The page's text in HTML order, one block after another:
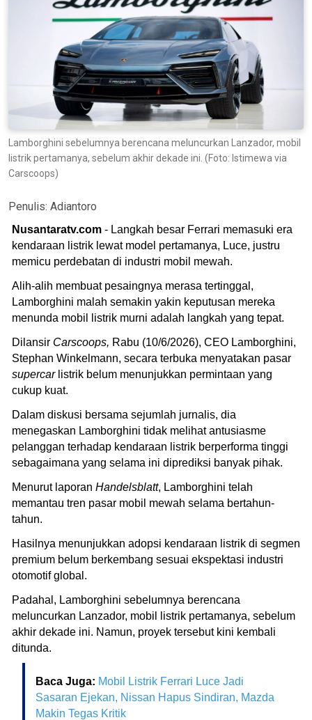
Lamborghini sebelumnya berencana meluncurkan Lanzador, mobil
listrik pertamanya, sebelum akhir dekade ini. (Foto: Istimewa via
Carscoops)
Penulis: Adiantoro
Nusantaratv.com - Langkah besar Ferrari memasuki era
kendaraan listrik lewat model pertamanya, Luce, justru
memicu perdebatan di industri mobil mewah.
Alih-alih membuat pesaingnya merasa tertinggal,
Lamborghini malah semakin yakin keputusan mereka
menunda mobil listrik murni adalah langkah yang tepat.
Dilansir Carscoops, Rabu (10/6/2026), CEO Lamborghini,
Stephan Winkelmann, secara terbuka menyatakan pasar
supercarlistrik belum menunjukkan permintaan yang
cukup kuat.
Dalam diskusi bersama sejumlah jurnalis, dia
menegaskan Lamborghini tidak melihat antusiasme
pelanggan terhadap kendaraan listrik berperforma tinggi
sebagaimana yang selama ini diprediksi banyak pihak.
Menurut laporan Handelsblatt, Lamborghini telah
memantau tren pasar mobil mewah selama bertahun-
tahun.
Hasilnya menunjukkan adopsi kendaraan listrik di segmen
premium belum berkembang sesuai ekspektasi industri
otomotif global.
Padahal, Lamborghini sebelumnya berencana
meluncurkan Lanzador, mobil listrik pertamanya, sebelum
akhir dekade ini. Namun, proyek tersebut kini kembali
ditunda.
Baca Juga: Mobil Listrik Ferrari Luce Jadi
Sasaran Ejekan, Nissan Hapus Sindiran, Mazda
Makin Tegas Kritik